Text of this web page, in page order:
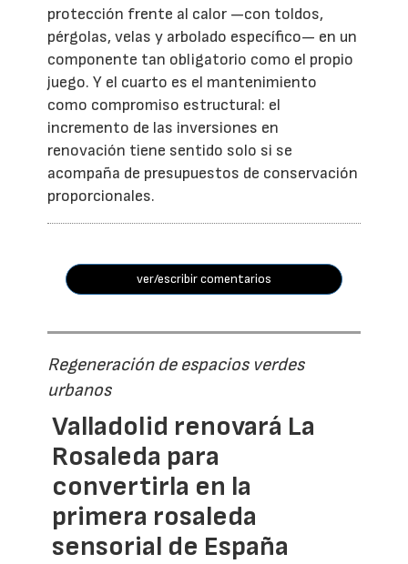
protección frente al calor —con toldos,
pérgolas, velas y arbolado específico— en un
componente tan obligatorio como el propio
juego. Y el cuarto es el mantenimiento
como compromiso estructural: el
incremento de las inversiones en
renovación tiene sentido solo si se
acompaña de presupuestos de conservación
proporcionales.
ver/escribir comentarios
Regeneración de espacios verdes
urbanos
Valladolid renovará La
Rosaleda para
convertirla en la
primera rosaleda
sensorial de España